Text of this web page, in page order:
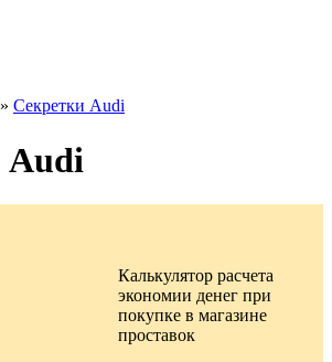
» Секретки Audi
Audi
Калькулятор расчета
экономии денег при
покупке в магазине
проставок